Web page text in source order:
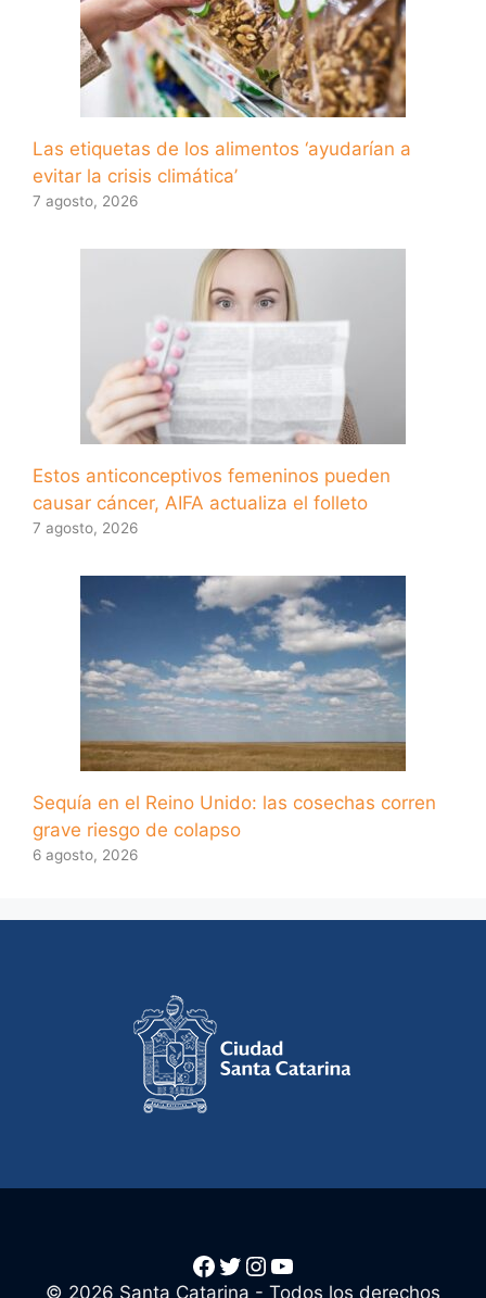
Las etiquetas de los alimentos ‘ayudarían a
evitar la crisis climática’
7 agosto, 2026
Estos anticonceptivos femeninos pueden
causar cáncer, AIFA actualiza el folleto
7 agosto, 2026
Sequía en el Reino Unido: las cosechas corren
grave riesgo de colapso
6 agosto, 2026
© 2026 Santa Catarina - Todos los derechos
Facebook
Twitter
Instagram
YouTube